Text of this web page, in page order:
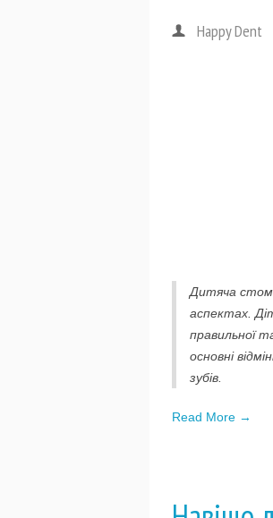
Happy Dent
Дитяча
аспектах.
правильної
основні
зубів.
Read More →